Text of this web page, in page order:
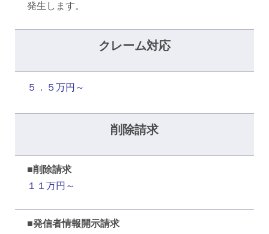
発生します。
クレーム対応
５．５万円～
削除請求
■削除請求
１１万円～
■発信者情報開示請求